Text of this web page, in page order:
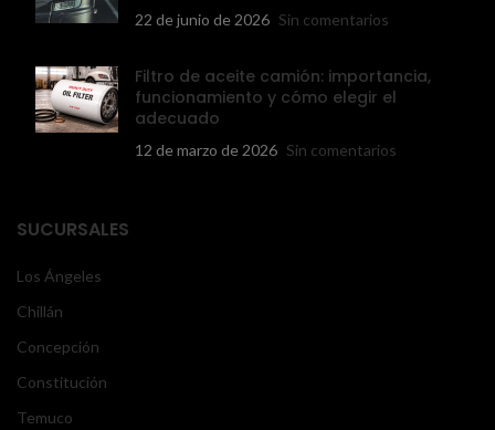
22 de junio de 2026 Sin comentarios
Filtro de aceite camión: importancia,
funcionamiento y cómo elegir el
adecuado
12 de marzo de 2026 Sin comentarios
SUCURSALES
Los Ángeles
Chillán
Concepción
Constitución
Temuco